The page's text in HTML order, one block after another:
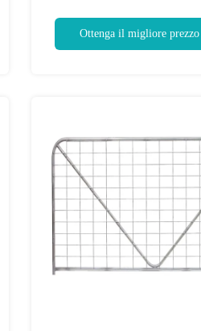
Ottenga il migliore prezzo